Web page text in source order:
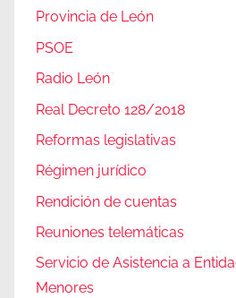
Provincia de León
PSOE
Radio León
Real Decreto 128/2018
Reformas legislativas
Régimen jurídico
Rendición de cuentas
Reuniones telemáticas
Servicio de Asistencia a
Menores